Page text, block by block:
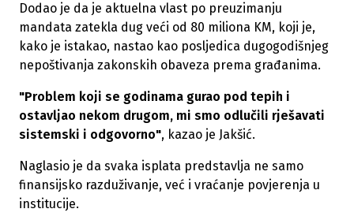
Dodao je da je aktuelna vlast po preuzimanju
mandata zatekla dug veći od 80 miliona KM, koji je,
kako je istakao, nastao kao posljedica dugogodišnjeg
nepoštivanja zakonskih obaveza prema građanima.
"Problem koji se godinama gurao pod tepih i
ostavljao nekom drugom, mi smo odlučili rješavati
sistemski i odgovorno", kazao je Jakšić.
Naglasio je da svaka isplata predstavlja ne samo
finansijsko razduživanje, već i vraćanje povjerenja u
institucije.